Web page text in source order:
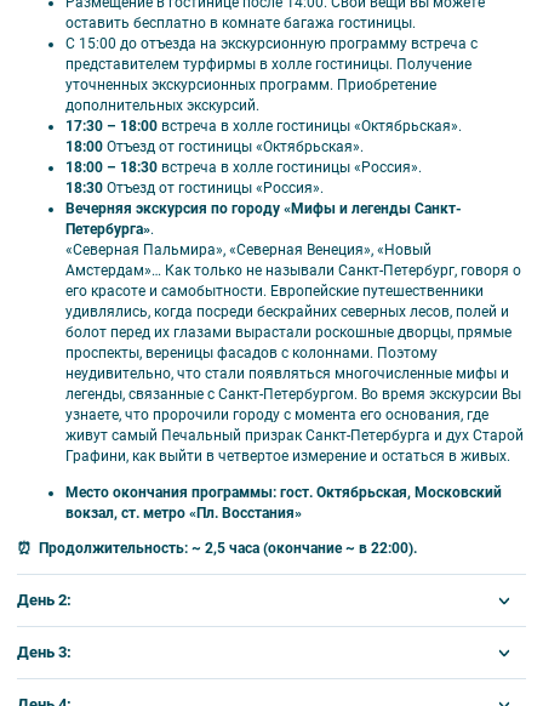
🗺️ Программа тура
Вечерняя обзорная экскурсия по городу;
Царское Село (Екатерининский дворец с
Янтарной комнатой, парк);
Эрмитаж;
2 свободных дня.
💰 Дополнительно оплачивается
Проезд до Санкт-Петербурга и обратно и
встреча/проводы на вокзале/аэропорту;
Дополнительные ночи в отеле;
Камера хранения на вокзале;
Дополнительные экскурсии вне программы;
Обеды и ужины (самостоятельно).
Доплата за иностранного туриста — 1000 руб.
оставить бесплатно в комнате багажа гостиницы.
С 15:00 до отъезда на экскурсионную программу встреча с
представителем турфирмы в холле гостиницы. Получение
уточненных экскурсионных программ. Приобретение
дополнительных экскурсий.
17:30 – 18:00 встреча в холле гостиницы «Октябрьская».
18:00 Отъезд от гостиницы «Октябрьская».
18:00 – 18:30 встреча в холле гостиницы «Россия».
18:30 Отъезд от гостиницы «Россия».
Вечерняя экскурсия по городу «Мифы и легенды Санкт-
Петербурга».
«Северная Пальмира», «Северная Венеция», «Новый
Амстердам»… Как только не называли Санкт-Петербург, говоря о
его красоте и самобытности. Европейские путешественники
удивлялись, когда посреди бескрайних северных лесов, полей и
болот перед их глазами вырастали роскошные дворцы, прямые
проспекты, вереницы фасадов с колоннами. Поэтому
неудивительно, что стали появляться многочисленные мифы и
легенды, связанные с Санкт-Петербургом. Во время экскурсии Вы
узнаете, что пророчили городу с момента его основания, где
живут самый Печальный призрак Санкт-Петербурга и дух Старой
Графини, как выйти в четвертое измерение и остаться в живых.
Место окончания программы: гост. Октябрьская, Московский
вокзал, ст. метро «Пл. Восстания»
⏰ Продолжительность: ~ 2,5 часа (окончание ~ в 22:00).
День 2:
Завтрак в гостинице.
День 3:
Завтрак в гостинице.